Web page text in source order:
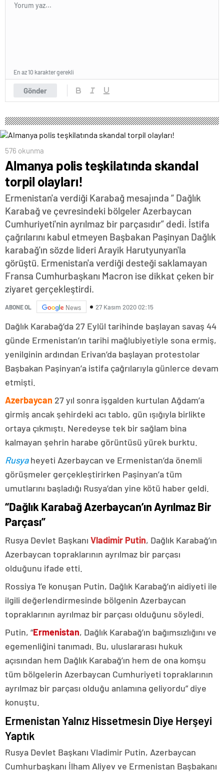
Gönder
En az 10 karakter gerekli
576 okunma
Almanya polis teşkilatında skandal
torpil olayları!
Ermenistan'a verdiği Karabağ mesajında “ Dağlık
Karabağ ve çevresindeki bölgeler Azerbaycan
Cumhuriyeti'nin ayrılmaz bir parçasıdır” dedi. İstifa
çağrılarını kabul etmeyen Başbakan Paşinyan Dağlık
karabağ'ın sözde lideri Arayik Harutyunyan'la
görüştü. Ermenistan'a verdiği desteği saklamayan
Fransa Cumhurbaşkanı Macron ise dikkat çeken bir
ziyaret gerçekleştirdi.
ABONE OL News 27 Kasım 2020 02:15
Dağlık Karabağ’da 27 Eylül tarihinde başlayan savaş 44
günde Ermenistan’ın tarihi mağlubiyetiyle sona ermiş,
yenilginin ardından Erivan’da başlayan protestolar
Başbakan Paşinyan’a istifa çağrılarıyla günlerce devam
etmişti.
Azerbaycan 27 yıl sonra işgalden kurtulan Ağdam’a
girmiş ancak şehirdeki acı tablo, gün ışığıyla birlikte
ortaya çıkmıştı. Neredeyse tek bir sağlam bina
kalmayan şehrin harabe görüntüsü yürek burktu.
Rusyaheyeti Azerbaycan ve Ermenistan’da önemli
görüşmeler gerçekleştirirken Paşinyan’a tüm
umutlarını başladığı Rusya’dan yine kötü haber geldi.
“Dağlık Karabağ Azerbaycan’ın Ayrılmaz Bir
Parçası”
Rusya Devlet Başkanı Vladimir Putin, Dağlık Karabağ’ın
Azerbaycan topraklarının ayrılmaz bir parçası
olduğunu ifade etti.
Rossiya 1’e konuşan Putin, Dağlık Karabağ’ın aidiyeti ile
ilgili değerlendirmesinde bölgenin Azerbaycan
topraklarının ayrılmaz bir parçası olduğunu söyledi.
Putin, “Ermenistan, Dağlık Karabağ’ın bağımsızlığını ve
egemenliğini tanımadı. Bu, uluslararası hukuk
açısından hem Dağlık Karabağ’ın hem de ona komşu
tüm bölgelerin Azerbaycan Cumhuriyeti topraklarının
ayrılmaz bir parçası olduğu anlamına geliyordu” diye
konuştu.
Ermenistan Yalnız Hissetmesin Diye Herşeyi
Yaptık
Rusya Devlet Başkanı Vladimir Putin, Azerbaycan
Cumhurbaşkanı İlham Aliyev ve Ermenistan Başbakanı